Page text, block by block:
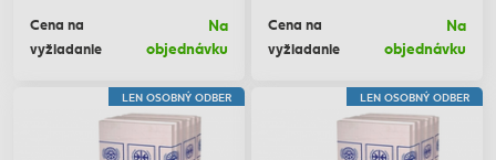
Cena na
vyžiadanie
Na
objednávku
Cena na
vyžiadanie
Na
objednávku
LEN OSOBNÝ ODBER LEN OSOBNÝ ODBER